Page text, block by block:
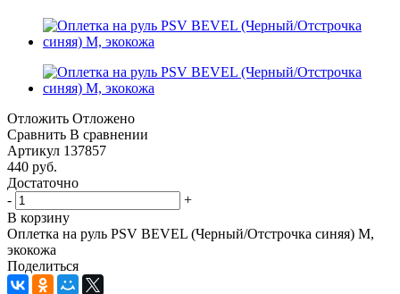
Отложить Отложено
Сравнить В сравнении
Артикул 137857
440 руб.
Достаточно
-
+
В корзину
Оплетка на руль PSV BEVEL (Черный/Отстрочка синяя) M,
экокожа
Поделиться